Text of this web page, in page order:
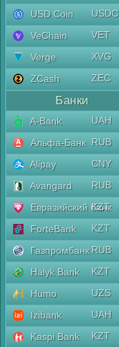
USD Coin
USDC
VeChain
VET
Verge
XVG
ZCash
ZEC
Банки
A-Bank
UAH
Альфа-Банк RUB
Alipay
CNY
Avangard
RUB
Евразийский банк
KZT
ForteBank
KZT
Газпромбанк RUB
Halyk Bank
KZT
Humo
UZS
Izibank
UAH
Kaspi Bank
KZT